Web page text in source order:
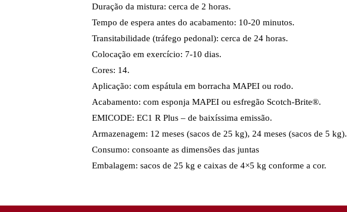
Duração da mistura: cerca de 2 horas.
Tempo de espera antes do acabamento: 10-20 minutos.
Transitabilidade (tráfego pedonal): cerca de 24 horas.
Colocação em exercício: 7-10 dias.
Cores: 14.
Aplicação: com espátula em borracha MAPEI ou rodo.
Acabamento: com esponja MAPEI ou esfregão Scotch-Brite®.
EMICODE: EC1 R Plus – de baixíssima emissão.
Armazenagem: 12 meses (sacos de 25 kg), 24 meses (sacos de 5 kg).
Consumo: consoante as dimensões das juntas
Embalagem: sacos de 25 kg e caixas de 4×5 kg conforme a cor.